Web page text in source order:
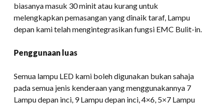
biasanya masuk 30 minit atau kurang untuk
melengkapkan pemasangan yang dinaik taraf, Lampu
depan kami telah mengintegrasikan fungsi EMC Bulit-in.
Penggunaan luas
Semua lampu LED kami boleh digunakan bukan sahaja
pada semua jenis kenderaan yang menggunakannya 7
Lampu depan inci, 9 Lampu depan inci, 4×6, 5×7 Lampu